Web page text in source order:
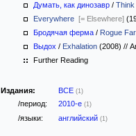
Думать, как динозавр / Think
Everywhere [= Elsewhere]
Бродячая ферма / Rogue
Выдох / Exhalation (2008) //
Further Reading
Издания: ВСЕ (1)
/период: 2010-е (1)
/языки: английский (1)